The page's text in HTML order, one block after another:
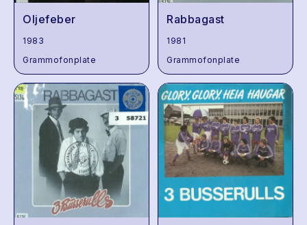
Oljefeber
1983
Grammofonplate
Rabbagast
1981
Grammofonplate